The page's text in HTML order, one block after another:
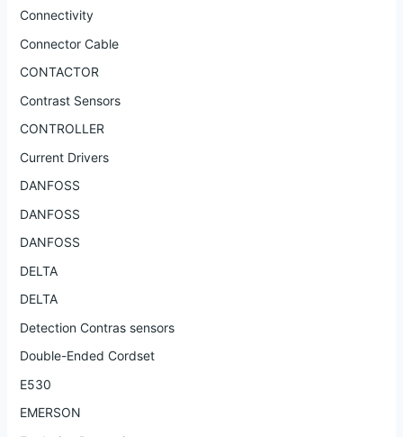
Connectivity
Connector Cable
CONTACTOR
Contrast Sensors
CONTROLLER
Current Drivers
DANFOSS
DANFOSS
DANFOSS
DELTA
DELTA
Detection Contras sensors
Double-Ended Cordset
E530
EMERSON